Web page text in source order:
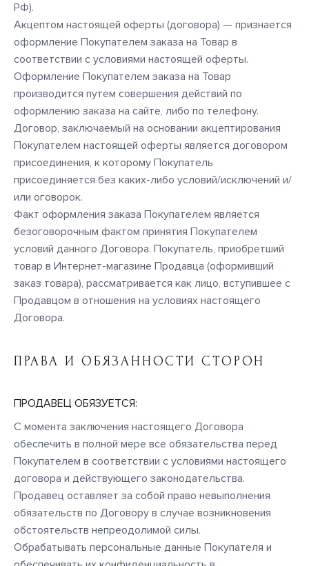
РФ).
Акцептом настоящей оферты (договора) — признается
оформление Покупателем заказа на Товар в
соответствии с условиями настоящей оферты.
Оформление Покупателем заказа на Товар
производится путем совершения действий по
оформлению заказа на сайте, либо по телефону.
Договор, заключаемый на основании акцептирования
Покупателем настоящей оферты является договором
присоединения, к которому Покупатель
присоединяется без каких-либо условий/исключений и/
или оговорок.
Факт оформления заказа Покупателем является
безоговорочным фактом принятия Покупателем
условий данного Договора. Покупатель, приобретший
товар в Интернет-магазине Продавца (оформивший
заказ товара), рассматривается как лицо, вступившее с
Продавцом в отношения на условиях настоящего
Договора.
ПРАВА И ОБЯЗАННОСТИ СТОРОН
ПРОДАВЕЦ ОБЯЗУЕТСЯ:
С момента заключения настоящего Договора
обеспечить в полной мере все обязательства перед
Покупателем в соответствии с условиями настоящего
договора и действующего законодательства.
Продавец оставляет за собой право невыполнения
обязательств по Договору в случае возникновения
обстоятельств непреодолимой силы.
Обрабатывать персональные данные Покупателя и